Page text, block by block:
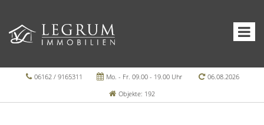
06162 / 9165311 Mo. - Fr. 09.00 - 19.00 Uhr
06.08.2026
Objekte: 192